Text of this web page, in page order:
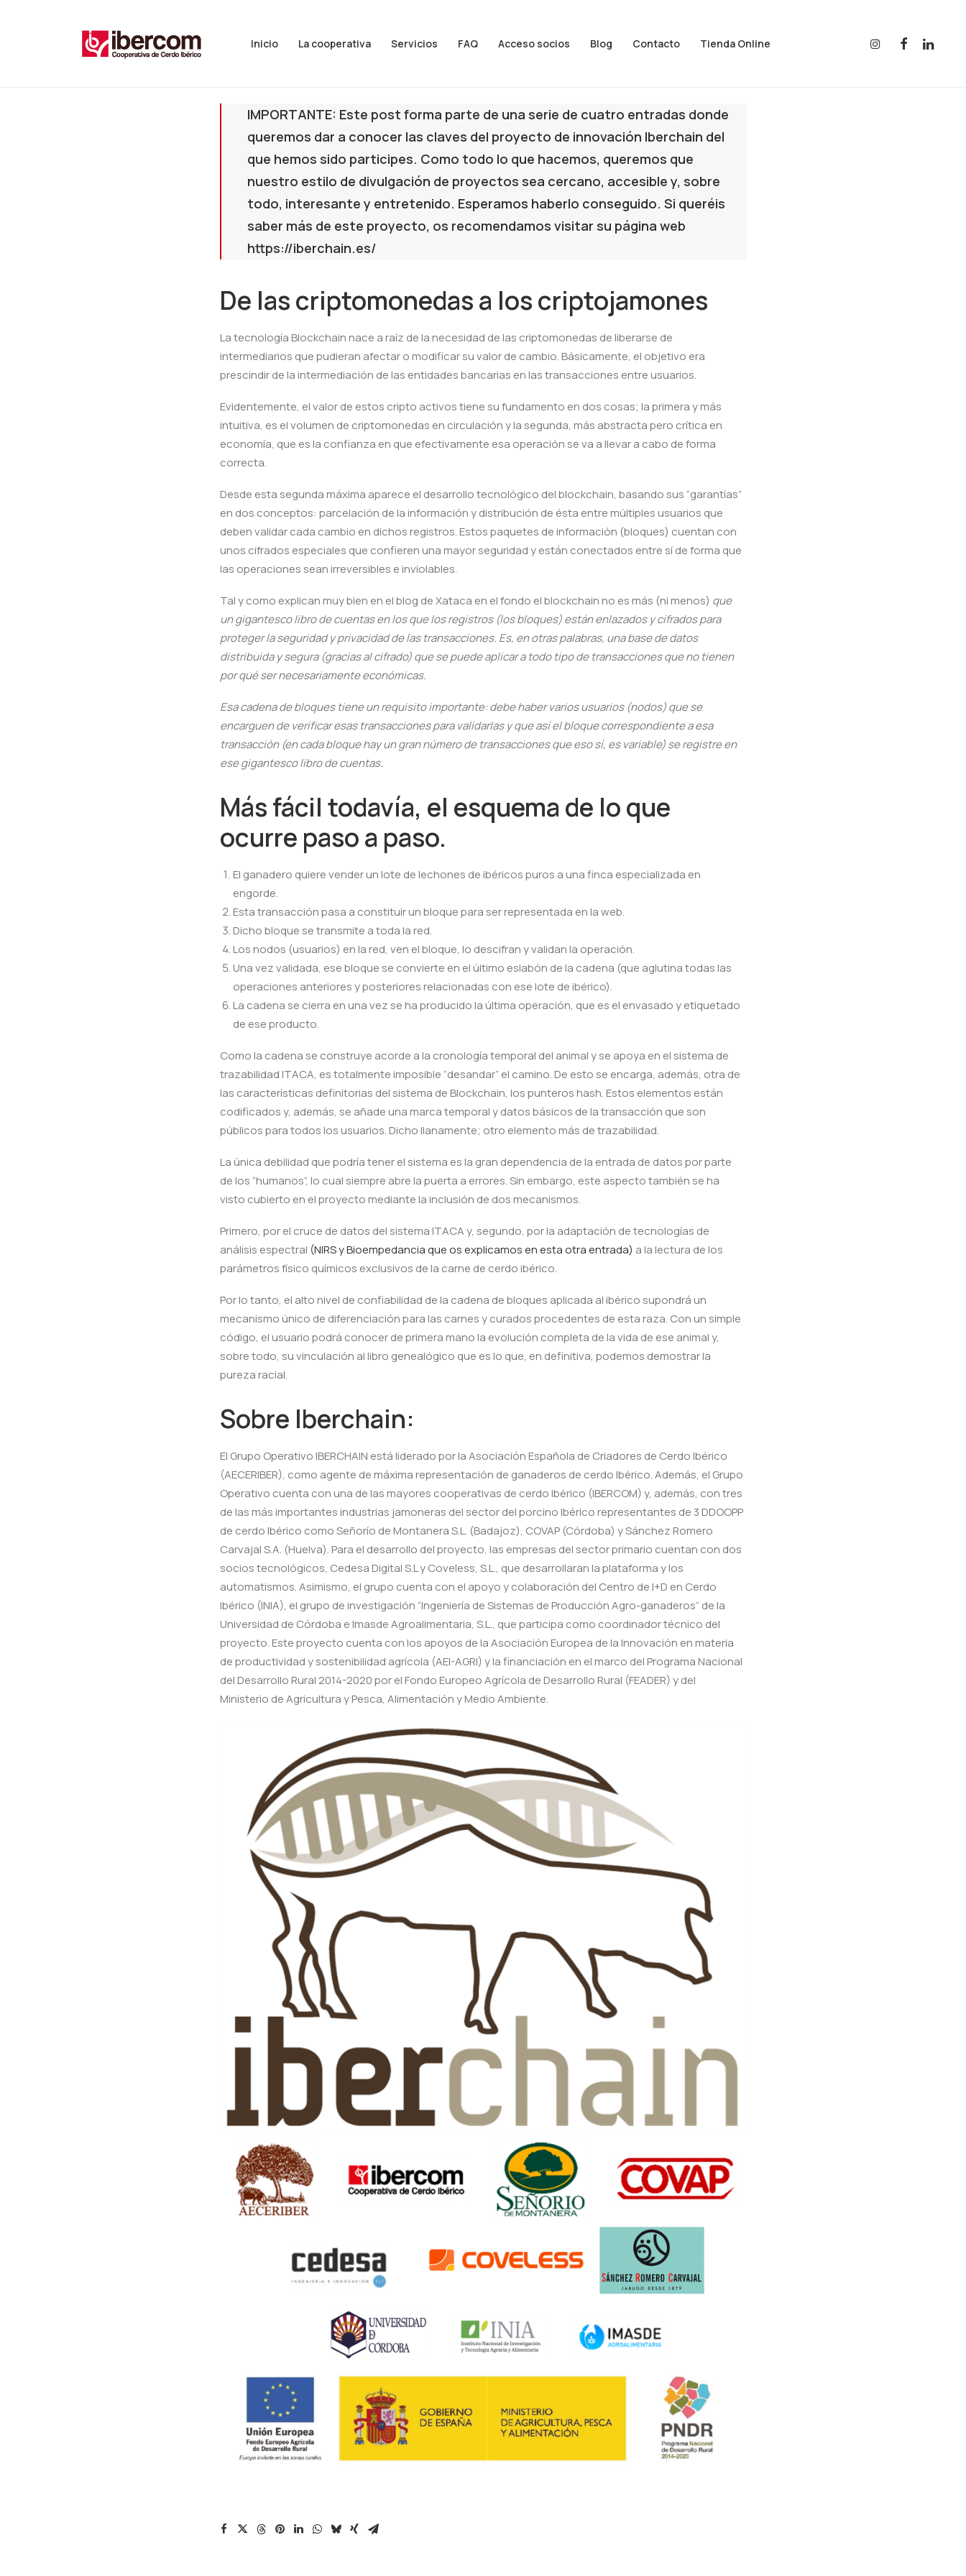
Inicio La cooperativa Servicios FAQ Acceso socios Blog Contacto Tienda Online
IMPORTANTE: Este post forma parte de una serie de cuatro entradas donde
queremos dar a conocer las claves del proyecto de innovación Iberchain del
que hemos sido participes. Como todo lo que hacemos, queremos que
nuestro estilo de divulgación de proyectos sea cercano, accesible y, sobre
todo, interesante y entretenido. Esperamos haberlo conseguido. Si queréis
saber más de este proyecto, os recomendamos visitar su página web
https://iberchain.es/
De las criptomonedas a los criptojamones
La tecnología Blockchain nace a raíz de la necesidad de las criptomonedas de liberarse de
intermediarios que pudieran afectar o modificar su valor de cambio. Básicamente, el objetivo era
prescindir de la intermediación de las entidades bancarias en las transacciones entre usuarios.
Evidentemente, el valor de estos cripto activos tiene su fundamento en dos cosas; la primera y más
intuitiva, es el volumen de criptomonedas en circulación y la segunda, más abstracta pero crítica en
economía, que es la confianza en que efectivamente esa operación se va a llevar a cabo de forma
correcta.
Desde esta segunda máxima aparece el desarrollo tecnológico del blockchain, basando sus “garantías”
en dos conceptos: parcelación de la información y distribución de ésta entre múltiples usuarios que
deben validar cada cambio en dichos registros. Estos paquetes de información (bloques) cuentan con
unos cifrados especiales que confieren una mayor seguridad y están conectados entre sí de forma que
las operaciones sean irreversibles e inviolables.
Tal y como explican muy bien en el blog de Xataca en el fondo el blockchain no es más (ni menos) que
un gigantesco libro de cuentas en los que los registros (los bloques) están enlazados y cifrados para
proteger la seguridad y privacidad de las transacciones. Es, en otras palabras, una base de datos
distribuida y segura (gracias al cifrado) que se puede aplicar a todo tipo de transacciones que no tienen
por qué ser necesariamente económicas.
Esa cadena de bloques tiene un requisito importante: debe haber varios usuarios (nodos) que se
encarguen de verificar esas transacciones para validarlas y que así el bloque correspondiente a esa
transacción (en cada bloque hay un gran número de transacciones que eso sí, es variable) se registre en
ese gigantesco libro de cuentas.
Más fácil todavía, el esquema de lo que
ocurre paso a paso.
El ganadero quiere vender un lote de lechones de ibéricos puros a una finca especializada en
engorde.
Esta transacción pasa a constituir un bloque para ser representada en la web.
Dicho bloque se transmite a toda la red.
Los nodos (usuarios) en la red, ven el bloque, lo descifran y validan la operación.
Una vez validada, ese bloque se convierte en el último eslabón de la cadena (que aglutina todas las
operaciones anteriores y posteriores relacionadas con ese lote de ibérico).
La cadena se cierra en una vez se ha producido la última operación, que es el envasado y etiquetado
de ese producto.
Como la cadena se construye acorde a la cronología temporal del animal y se apoya en el sistema de
trazabilidad ITACA, es totalmente imposible “desandar” el camino. De esto se encarga, además, otra de
las características definitorias del sistema de Blockchain, los punteros hash. Estos elementos están
codificados y, además, se añade una marca temporal y datos básicos de la transacción que son
públicos para todos los usuarios. Dicho llanamente; otro elemento más de trazabilidad.
La única debilidad que podría tener el sistema es la gran dependencia de la entrada de datos por parte
de los “humanos”, lo cual siempre abre la puerta a errores. Sin embargo, este aspecto también se ha
visto cubierto en el proyecto mediante la inclusión de dos mecanismos.
Primero, por el cruce de datos del sistema ITACA y, segundo, por la adaptación de tecnologías de
análisis espectral (NIRS y Bioempedancia que os explicamos en esta otra entrada) a la lectura de los
parámetros físico químicos exclusivos de la carne de cerdo ibérico.
Por lo tanto, el alto nivel de confiabilidad de la cadena de bloques aplicada al ibérico supondrá un
mecanismo único de diferenciación para las carnes y curados procedentes de esta raza. Con un simple
código, el usuario podrá conocer de primera mano la evolución completa de la vida de ese animal y,
sobre todo, su vinculación al libro genealógico que es lo que, en definitiva, podemos demostrar la
pureza racial.
Sobre Iberchain:
El Grupo Operativo IBERCHAIN está liderado por la Asociación Española de Criadores de Cerdo Ibérico
(AECERIBER), como agente de máxima representación de ganaderos de cerdo Ibérico. Además, el Grupo
Operativo cuenta con una de las mayores cooperativas de cerdo Ibérico (IBERCOM) y, además, con tres
de las más importantes industrias jamoneras del sector del porcino Ibérico representantes de 3 DDOOPP
de cerdo Ibérico como Señorío de Montanera S.L. (Badajoz), COVAP (Córdoba) y Sánchez Romero
Carvajal S.A. (Huelva). Para el desarrollo del proyecto, las empresas del sector primario cuentan con dos
socios tecnológicos, Cedesa Digital S.L y Coveless, S.L., que desarrollaran la plataforma y los
automatismos. Asimismo, el grupo cuenta con el apoyo y colaboración del Centro de I+D en Cerdo
Ibérico (INIA), el grupo de investigación “Ingeniería de Sistemas de Producción Agro-ganaderos” de la
Universidad de Córdoba e Imasde Agroalimentaria, S.L., que participa como coordinador técnico del
proyecto. Este proyecto cuenta con los apoyos de la Asociación Europea de la Innovación en materia
de productividad y sostenibilidad agrícola (AEI-AGRI) y la financiación en el marco del Programa Nacional
del Desarrollo Rural 2014-2020 por el Fondo Europeo Agrícola de Desarrollo Rural (FEADER) y del
Ministerio de Agricultura y Pesca, Alimentación y Medio Ambiente.